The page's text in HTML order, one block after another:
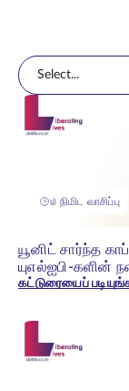
Select...
௰ நிமிட வாசிப்பு
யூனிட் சார்ந்த
யுஎல்ஐபி-
கட்டுரையைப்